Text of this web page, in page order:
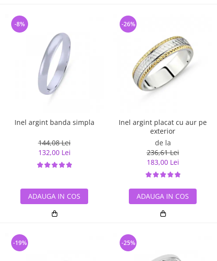
Inel argint banda simpla
144,08 Lei
132,00 Lei
-8%
ADAUGA IN COS
Inel argint placat cu aur pe
exterior
de la
236,61 Lei
183,00 Lei
-26%
ADAUGA IN COS
-19% -25%